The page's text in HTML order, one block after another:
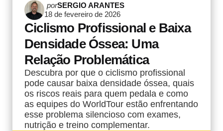
Postado
por
porSERGIO ARANTES
18 de fevereiro de 2026
Ciclismo Profissional e Baixa
Densidade Óssea: Uma
Relação Problemática
Descubra por que o ciclismo profissional
pode causar baixa densidade óssea, quais
os riscos reais para quem pedala e como
as equipes do WorldTour estão enfrentando
esse problema silencioso com exames,
nutrição e treino complementar.